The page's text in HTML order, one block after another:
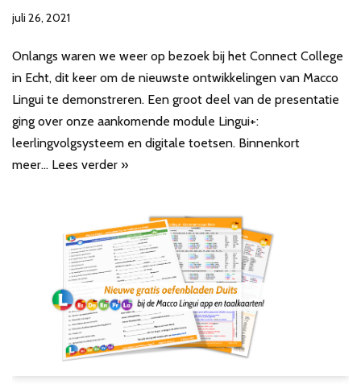
juli 26, 2021
Onlangs waren we weer op bezoek bij het Connect College
in Echt, dit keer om de nieuwste ontwikkelingen van Macco
Lingui te demonstreren. Een groot deel van de presentatie
ging over onze aankomende module Lingui+:
leerlingvolgsysteem en digitale toetsen. Binnenkort
meer… Lees verder »